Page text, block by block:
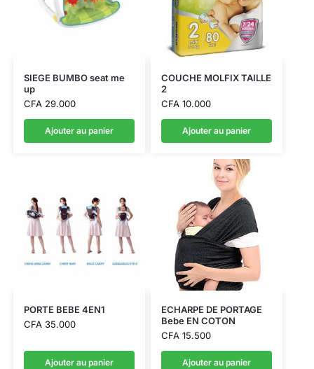
SIEGE BUMBO seat me
up
CFA29.000
Ajouter au panier
COUCHE MOLFIX TAILLE
2
CFA10.000
Ajouter au panier
PORTE BEBE 4EN1
CFA35.000
Ajouter au panier
ECHARPE DE PORTAGE
Bebe EN COTON
CFA15.500
Ajouter au panier